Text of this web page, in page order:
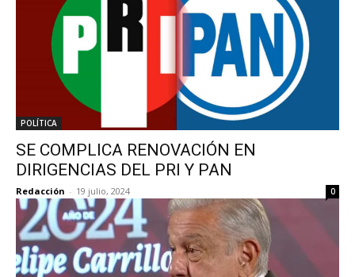
POLÍTICA
SE COMPLICA RENOVACIÓN EN
DIRIGENCIAS DEL PRI Y PAN
Redacción - 19 julio, 2024 0